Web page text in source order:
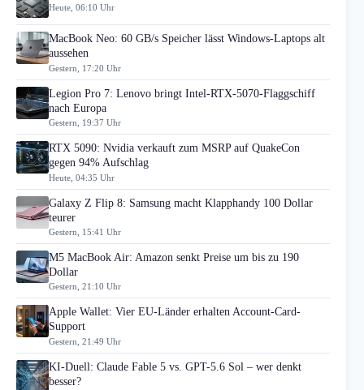
Heute, 06:10 Uhr
MacBook Neo: 60 GB/s Speicher lässt Windows-Laptops alt
aussehen
Gestern, 17:20 Uhr
Legion Pro 7: Lenovo bringt Intel-RTX-5070-Flaggschiff
nach Europa
Gestern, 19:37 Uhr
RTX 5090: Nvidia verkauft zum MSRP auf QuakeCon
gegen 94% Aufschlag
Heute, 04:35 Uhr
Galaxy Z Flip 8: Samsung macht Klapphandy 100 Dollar
teurer
Gestern, 15:41 Uhr
M5 MacBook Air: Amazon senkt Preise um bis zu 190
Dollar
Gestern, 21:10 Uhr
Apple Wallet: Vier EU-Länder erhalten Account-Card-
Support
Gestern, 21:49 Uhr
KI-Duell: Claude Fable 5 vs. GPT-5.6 Sol – wer denkt
besser?